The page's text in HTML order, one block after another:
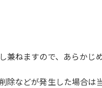
ねますので、あらかじ
などが発生した場合は